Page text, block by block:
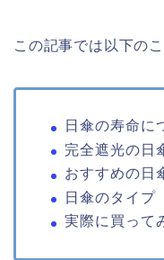
この記事では以下の
日傘の寿命に
完全遮光の日
おすすめの日
日傘のタイプ
実際に買って